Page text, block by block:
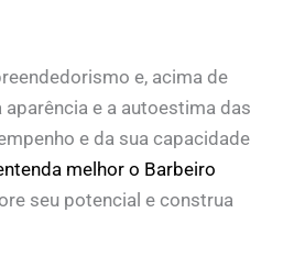
e, acima de
e a autoestima das
e da sua capacidade
melhor o Barbeiro
seu potencial e construa